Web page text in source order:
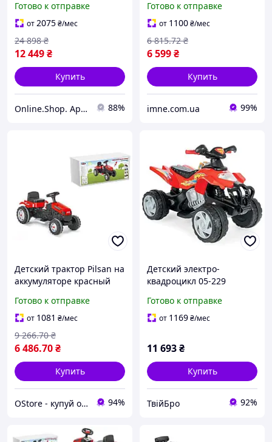
8 км/ч, сигнал, свет, цвет
красный
Готово к отправке
от2075₴/мес
12 449₴
24 898 ₴
Купить
Online.Shop. Apelsin.7km 88%
аккумуляторе электрокар
клаксон рычаг сидение
Готово к отправке
от 1100₴/мес
6 599₴
6 815.72 ₴
Купить
imne.com.ua 99%
Детский трактор Pilsan на
аккумуляторе красный
трактор на 6V с
резиновыми колесами
Готово к отправке
от 1081 ₴/мес
6 486.70₴
9 266.70 ₴
Купить
OStore - купуй онлайн! 94%
Детский электро-
квадроцикл 05-229
«Pilsan» Бро
Готово к отправке
от 1169₴/мес
11 693₴
Купить
ТвійБро 92%